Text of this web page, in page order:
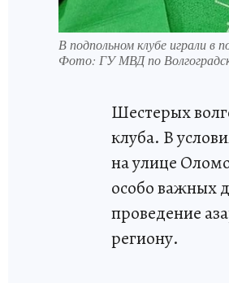
В подпольном клубе играли в
Фото: ГУ МВД по
Шестерых
клуба. В
на улице
особо важных
проведение
региону.